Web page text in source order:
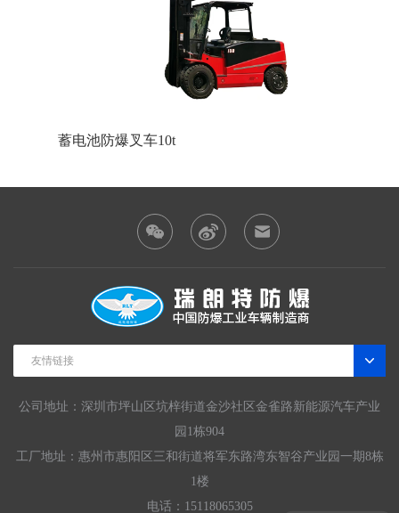
蓄电池防爆叉车10t
友情链接
公司地址：深圳市坪山区坑梓街道金沙社区金雀路新能源汽车产业
园1栋904
工厂地址：惠州市惠阳区三和街道将军东路湾东智谷产业园一期8栋
1楼
电话：15118065305